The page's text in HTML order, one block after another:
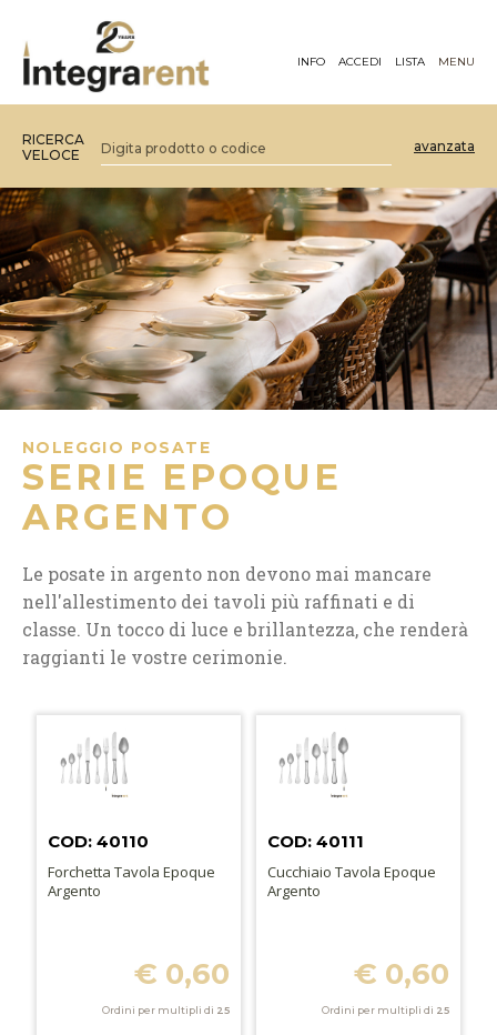
INFO ACCEDI LISTA MENU
RICERCA
VELOCE
avanzata
NOLEGGIO POSATE
SERIE EPOQUE
ARGENTO
Le posate in argento non devono mai mancare
nell'allestimento dei tavoli più raffinati e di
classe. Un tocco di luce e brillantezza, che renderà
raggianti le vostre cerimonie.
COD: 40110
Forchetta Tavola Epoque
Argento
€ 0,60
Ordini per multipli di 25
COD: 40111
Cucchiaio Tavola Epoque
Argento
€ 0,60
Ordini per multipli di 25